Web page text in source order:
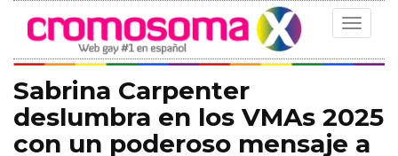
Toggle
Sabrina Carpenter
deslumbra en los VMAs 2025
con un poderoso mensaje a